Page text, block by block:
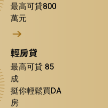
最高可貸800
萬元
輕房貸
最高可貸 85
成
挺你輕鬆買DA
房